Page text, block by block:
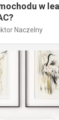
w
Naczelny